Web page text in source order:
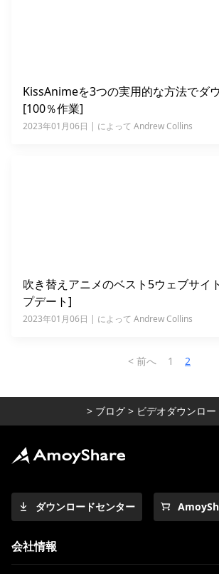
KissAnimeを3つの実用的な方法でダ
[100％作業]
2023年01月06日 | によって Andrew Collins
吹き替えアニメのベスト5ウェブサイ
プデート]
2023年01月06日 | によって Andrew Collins
< 前へ 1 2
> ブログ > ビデオダウンロー
ダウンロードセンター
会社情報